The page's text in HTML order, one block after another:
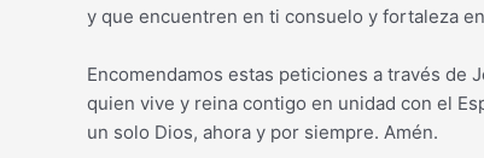
y que encuentren en ti consuelo y fortaleza
Encomendamos estas peticiones a través de
quien vive y reina contigo en unidad con el
un solo Dios, ahora y por siempre. Amén.